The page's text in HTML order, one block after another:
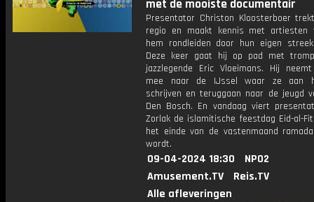
met de mooiste documentair
Presentator Christon Kloosterboer
regio en maakt kennis met artiesten
hem rondleiden door hun eigen
Deze keer gaat hij op pad met
jazzlegende Eric Vloeimans. Hij
mee naar de IJssel waar ze aan
schrijven en teruggaan naar de jeugd
Den Bosch. En vandaag viert
Zorlak de islamitische feestdag Eid-al-
het einde van de vastenmaand
wordt.
09-04-2024 18:30
NPO2
Amusement.TV
Reis.TV
Alle afleveringen